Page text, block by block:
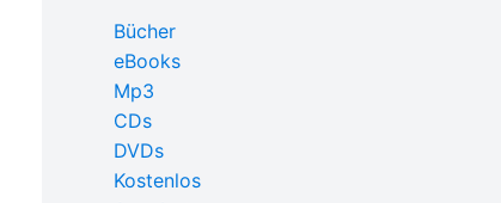
Bücher
eBooks
Mp3
CDs
DVDs
Kostenlos